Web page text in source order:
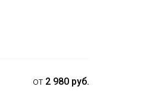
от 2 980 руб.